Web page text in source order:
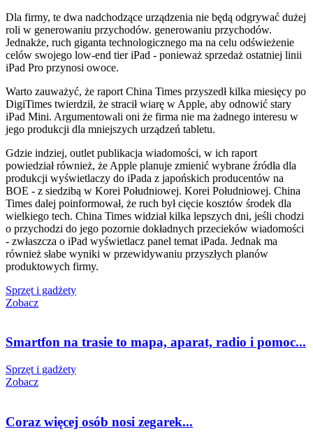
Dla firmy, te dwa nadchodzące urządzenia nie będą odgrywać dużej
roli w generowaniu przychodów. generowaniu przychodów.
Jednakże, ruch giganta technologicznego ma na celu odświeżenie
celów swojego low-end tier iPad - ponieważ sprzedaż ostatniej linii
iPad Pro przynosi owoce.
Warto zauważyć, że raport China Times przyszedł kilka miesięcy po
DigiTimes twierdził, że stracił wiarę w Apple, aby odnowić stary
iPad Mini. Argumentowali oni że firma nie ma żadnego interesu w
jego produkcji dla mniejszych urządzeń tabletu.
Gdzie indziej, outlet publikacja wiadomości, w ich raport
powiedział również, że Apple planuje zmienić wybrane źródła dla
produkcji wyświetlaczy do iPada z japońskich producentów na
BOE - z siedzibą w Korei Południowej. Korei Południowej. China
Times dalej poinformował, że ruch był cięcie kosztów środek dla
wielkiego tech. China Times widział kilka lepszych dni, jeśli chodzi
o przychodzi do jego pozornie dokładnych przecieków wiadomości
- zwłaszcza o iPad wyświetlacz panel temat iPada. Jednak ma
również słabe wyniki w przewidywaniu przyszłych planów
produktowych firmy.
Sprzęt i gadżety
Zobacz
Smartfon na trasie to mapa, aparat, radio i pomoc...
Sprzęt i gadżety
Zobacz
Coraz więcej osób nosi zegarek...